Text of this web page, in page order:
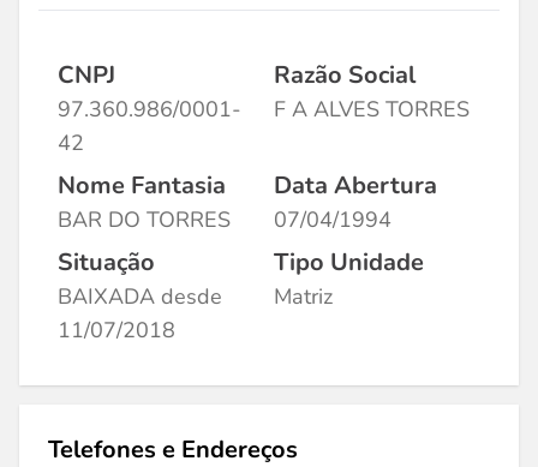
CNPJ
97.360.986/0001-
42
Razão Social
F A ALVES TORRES
Nome Fantasia
BAR DO TORRES
Data Abertura
07/04/1994
Situação
BAIXADA desde
11/07/2018
Tipo Unidade
Matriz
Telefones e Endereços